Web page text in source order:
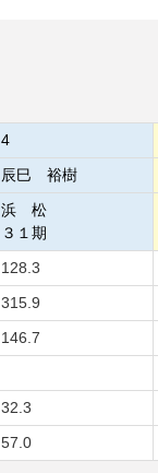
4
辰巳 裕樹
浜 松
３１期
128.3
315.9
146.7
32.3
57.0